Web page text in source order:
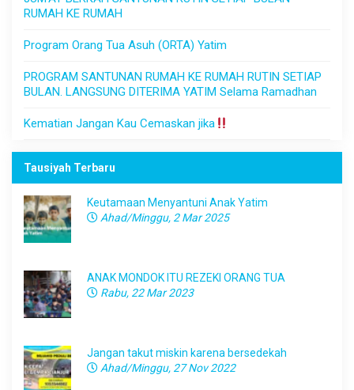
RUMAH KE RUMAH
Program Orang Tua Asuh (ORTA) Yatim
PROGRAM SANTUNAN RUMAH KE RUMAH RUTIN SETIAP
BULAN. LANGSUNG DITERIMA YATIM Selama Ramadhan
Kematian Jangan Kau Cemaskan jika
Tausiyah Terbaru
Keutamaan Menyantuni Anak Yatim
Ahad/Minggu, 2 Mar 2025
ANAK MONDOK ITU REZEKI ORANG TUA
Rabu, 22 Mar 2023
Jangan takut miskin karena bersedekah
Ahad/Minggu, 27 Nov 2022